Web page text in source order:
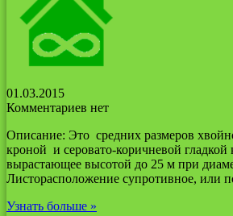
01.03.2015
Комментариев нет
Описание: Это средних размеров
кроной и серовато-коричневой гладкой
вырастающее высотой до 25 м при
Листорасположение супротивное, или
Узнать больше »